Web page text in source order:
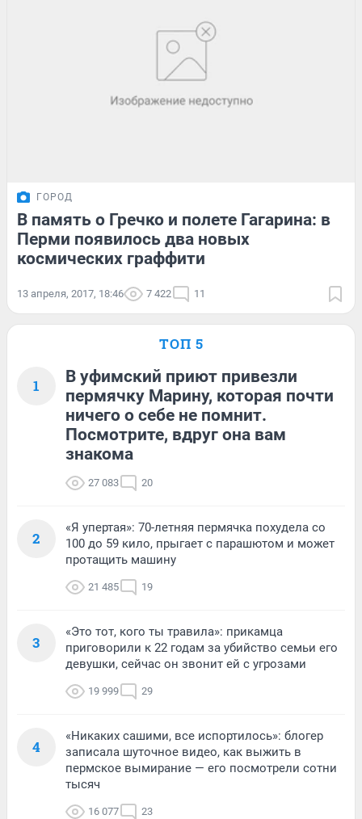
ГОРОД
В память о Гречко и полете Гагарина: в
Перми появилось два новых
космических граффити
13 апреля, 2017, 18:46 7 422 11
ТОП 5
1
В уфимский приют привезли
пермячку Марину, которая почти
ничего о себе не помнит.
Посмотрите, вдруг она вам
знакома
27 083 20
2
«Я упертая»: 70-летняя пермячка похудела со
100 до 59 кило, прыгает с парашютом и может
протащить машину
21 485 19
3
«Это тот, кого ты травила»: прикамца
приговорили к 22 годам за убийство семьи его
девушки, сейчас он звонит ей с угрозами
19 999 29
4
«Никаких сашими, все испортилось»: блогер
записала шуточное видео, как выжить в
пермское вымирание — его посмотрели сотни
тысяч
16 077 23